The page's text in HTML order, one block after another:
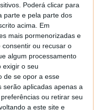
Poderá clicar para
parte e pela parte dos
acima. Em
mais pormenorizadas e
ou recusar o
algum processamento
exigir o seu
de se opor a esse
serão aplicadas apenas a
ou retirar seu
a este site e
como for segue por mail
Faz da seguinte maneira,
com o botão direito do
separador Menu ‘Iniciar’
encontrarás no separador